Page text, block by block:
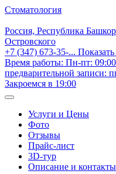
Стоматология
Россия, Республика
Островского
+7 (347) 673-35-...
Время работы: Пн-пт:
предварительной записи:
Закроемся в 19:00
Услуги и Цены
Фото
Отзывы
Прайс-лист
3D-тур
Описание и контакты